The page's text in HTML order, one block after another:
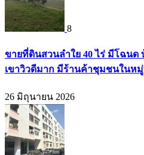
8
ขายที่ดินสวนลำใย 40 ไร่ มีโฉนด
เขาวิวดีมาก มีร้านค้าชุมชนในหมู่
26 มิถุนายน 2026